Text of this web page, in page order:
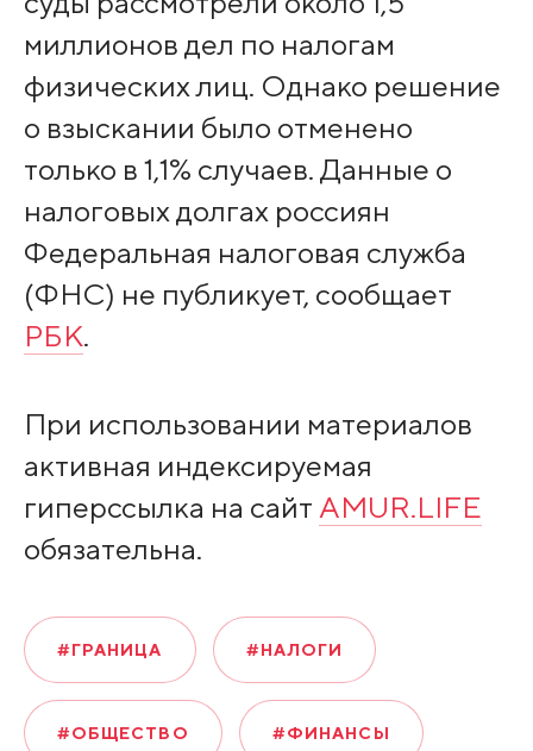
миллионов дел по налогам
физических лиц. Однако решение
о взыскании было отменено
только в 1,1% случаев. Данные о
налоговых долгах россиян
Федеральная налоговая служба
(ФНС) не публикует, сообщает
РБК.
При использовании материалов
активная индексируемая
гиперссылка на сайт AMUR.LIFE
обязательна.
#ГРАНИЦА #НАЛОГИ
#ОБЩЕСТВО #ФИНАНСЫ